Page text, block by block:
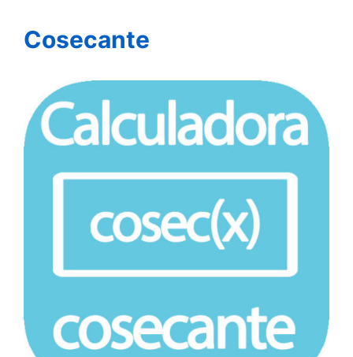
Cosecante